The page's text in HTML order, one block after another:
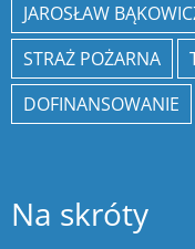
JAROSŁAW
STRAŻ POŻARNA
DOFINANSOWANIE
Na skróty